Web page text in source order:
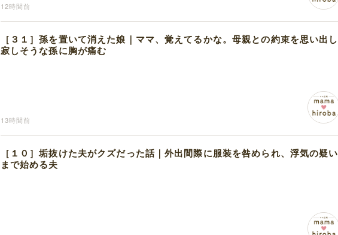
12時間前
［３１］孫を置いて消えた娘｜ママ、覚えてるかな。母親との約束を思い出し
寂しそうな孫に胸が痛む
13時間前
［１０］垢抜けた夫がクズだった話｜外出間際に服装を咎められ、浮気の疑い
まで始める夫